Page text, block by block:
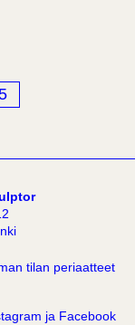
tilan periaatteet
ja Facebook